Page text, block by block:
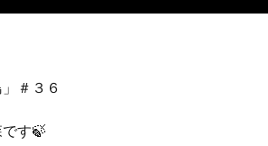
＃３６
す🍃